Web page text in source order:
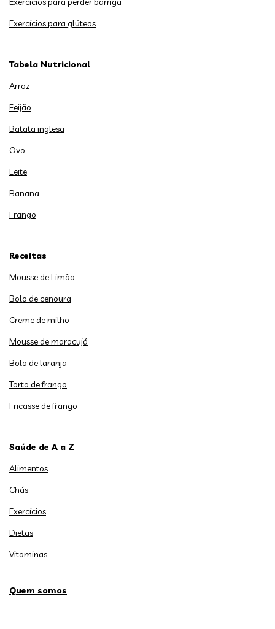
Exercícios para glúteos
Tabela Nutricional
Arroz
Feijão
Batata inglesa
Ovo
Leite
Banana
Frango
Receitas
Mousse de Limão
Bolo de cenoura
Creme de milho
Mousse de maracujá
Bolo de laranja
Torta de frango
Fricasse de frango
Saúde de A a Z
Alimentos
Chás
Exercícios
Dietas
Vitaminas
Quem somos